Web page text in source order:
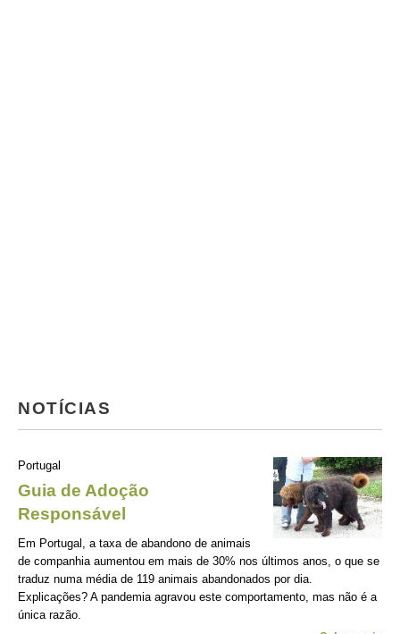
NOTÍCIAS
Portugal
Guia de Adoção
Responsável
Em Portugal, a taxa de abandono de animais
de companhia aumentou em mais de 30% nos últimos anos, o que se
traduz numa média de 119 animais abandonados por dia.
Explicações? A pandemia agravou este comportamento, mas não é a
única razão.